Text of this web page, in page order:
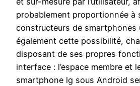
probablement proportionnée à
constructeurs de smartphones
également cette possibilité,
disposant de ses propres
interface : l’espace membre et
smartphone lg sous Android